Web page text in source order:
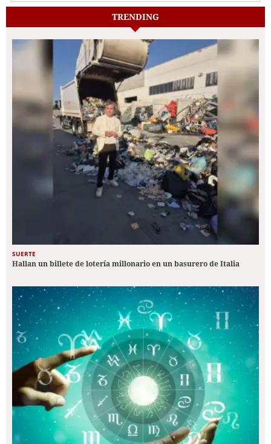
TRENDING
SUERTE
Hallan un billete de lotería millonario en un basurero de Italia